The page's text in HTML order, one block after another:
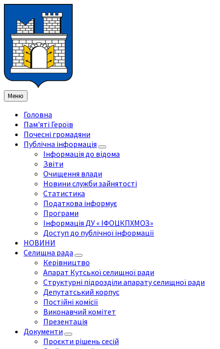
змісту
ліву
бічну
панель
праву
бічну
панель
нижнього
колонтитула
Меню
Головна
Пам'яті Героїв
Почесні громадяни
Публічна інформація
Інформація до відома
Звіти
Очищення влади
Новини служби зайнятості
Статистика
Податкова інформує
Програми
Інформація ДУ « ІФОЦКПХМОЗ»
Доступ до публічної інформації
НОВИНИ
Селищна рада
Керівництво
Апарат Кутської селищної ради
Структурні підрозділи апарату селищної ради
Депутатський корпус
Постійні комісії
Виконавчий комітет
Презентація
Документи
Проєкти рішень сесій